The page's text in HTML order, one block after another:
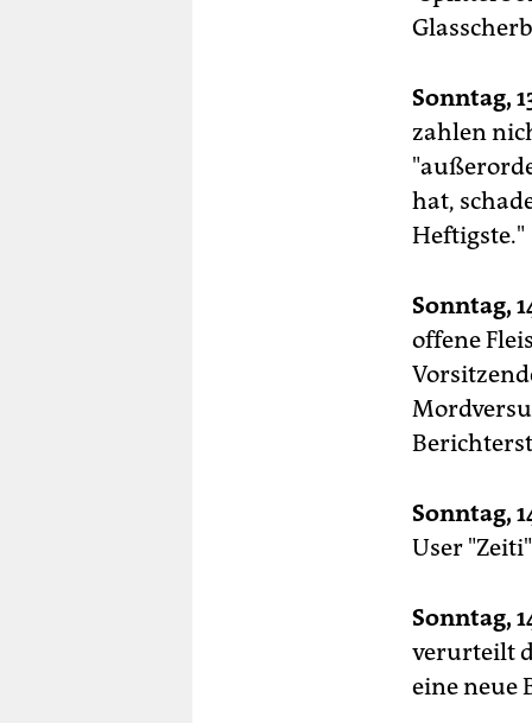
Sonntag,
zahlen
hat,
Heftigste."
Sonntag,
offene
Sonntag,
User
Sonntag,
verurteilt
eine neue